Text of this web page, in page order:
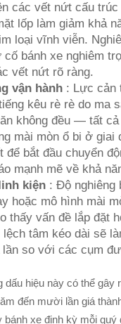
các vết nứt cấu trúc
lốp làm giảm khả
loại vĩnh viễn.
cố bánh xe nghiêm
vết nứt rõ ràng.
vận hành : Lực cản
kêu rè rè do ma
không đều — tất cả
mài mòn ổ bi ở giai
để bắt đầu chuyển
mạnh mẽ về khả
kiện : Độ nghiêng
hoặc mô hình mài
thấy vấn đề lắp đặt
lệch tâm kéo dài sẽ
lần so với các cụm
dấu hiệu này có thể gây
đến mười lần giá
bánh xe định kỳ mỗi quý